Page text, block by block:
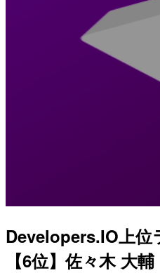
Developers.IO上位
【6位】佐々木 大輔